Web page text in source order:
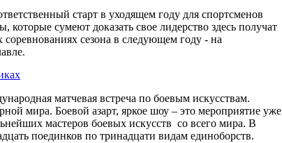
старт в уходящем году для спортсменов
которые сумеют доказать свое лидерство здесь получат
соревнованиях сезона в следующем году - на
матчевая встреча по боевым искусствам.
мира. Боевой азарт, яркое шоу – это мероприятие уже
мастеров боевых искусств со всего мира. В
поединков по тринадцати видам единоборств.